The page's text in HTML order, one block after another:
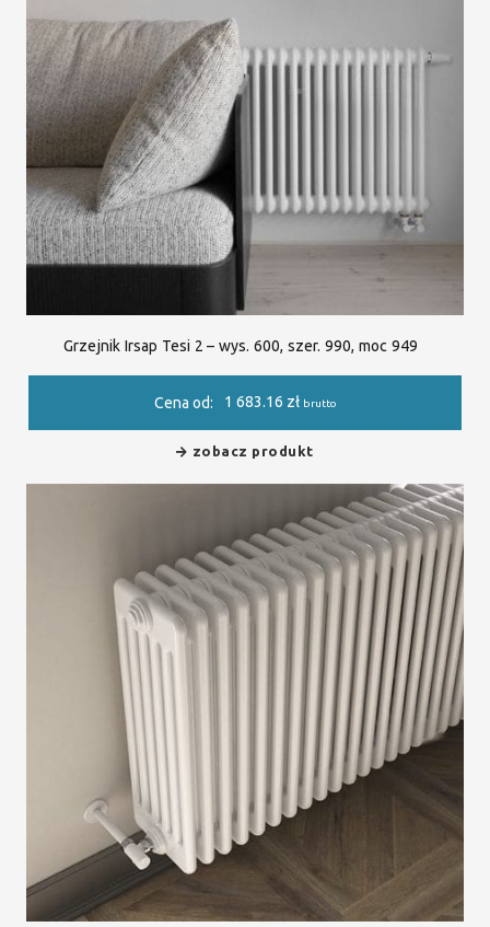
Grzejnik Irsap Tesi 2 – wys. 600, szer. 990, moc 949
Cena od: 1 683.16 zł brutto
zobacz produkt